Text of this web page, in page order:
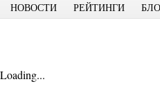
НОВОСТИ РЕЙТИНГИ
Loading...